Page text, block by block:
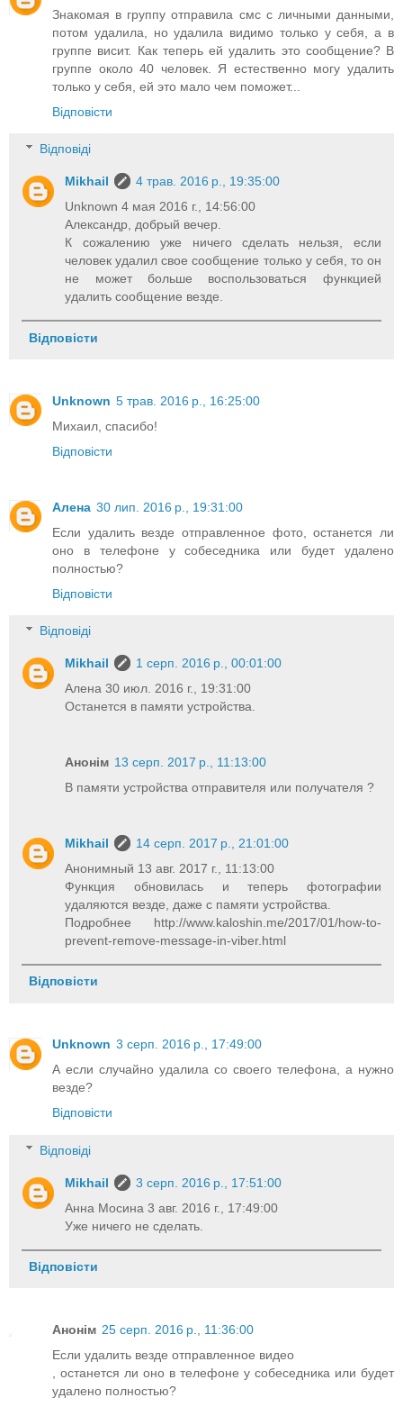
Знакомая в группу отправила смс с личными данными,
потом удалила, но удалила видимо только у себя, а в
группе висит. Как теперь ей удалить это сообщение? В
группе около 40 человек. Я естественно могу удалить
только у себя, ей это мало чем поможет...
Відповісти
Відповіді
Mikhail
4 трав. 2016 р., 19:35:00
Unknown 4 мая 2016 г., 14:56:00
Александр, добрый вечер.
К сожалению уже ничего сделать нельзя, если
человек удалил свое сообщение только у себя, то он
не может больше воспользоваться функцией
удалить сообщение везде.
Відповісти
Unknown 5 трав. 2016 р., 16:25:00
Михаил, спасибо!
Відповісти
Алена 30 лип. 2016 р., 19:31:00
Если удалить везде отправленное фото, останется ли
оно в телефоне у собеседника или будет удалено
полностью?
Відповісти
Відповіді
Mikhail
1 серп. 2016 р., 00:01:00
Алена 30 июл. 2016 г., 19:31:00
Останется в памяти устройства.
Анонім 13 серп. 2017 р., 11:13:00
В памяти устройства отправителя или получателя ?
Mikhail
14 серп. 2017 р., 21:01:00
Анонимный 13 авг. 2017 г., 11:13:00
Функция обновилась и теперь фотографии
удаляются везде, даже с памяти устройства.
Подробнее http://www.kaloshin.me/2017/01/how-to-
prevent-remove-message-in-viber.html
Відповісти
Unknown 3 серп. 2016 р., 17:49:00
А если случайно удалила со своего телефона, а нужно
везде?
Відповісти
Відповіді
Mikhail
3 серп. 2016 р., 17:51:00
Анна Мосина 3 авг. 2016 г., 17:49:00
Уже ничего не сделать.
Відповісти
Анонім 25 серп. 2016 р., 11:36:00
Если удалить везде отправленное видео
, останется ли оно в телефоне у собеседника или будет
удалено полностью?